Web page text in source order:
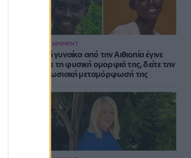
ENTERTAINMENT
Νεαρή γυναίκα από την Αιθιοπία έγινε
viral με τη φυσική ομορφιά της, δείτε την
εντυπωσιακή μεταμόρφωσή της